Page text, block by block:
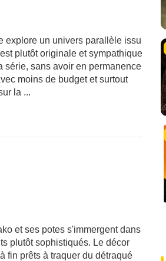
explore un univers parallèle issu
plutôt originale et sympathique
série, sans avoir en permanence
moins de budget et surtout
la ...
et ses potes s'immergent dans
plutôt sophistiqués. Le décor
fin prêts à traquer du détraqué